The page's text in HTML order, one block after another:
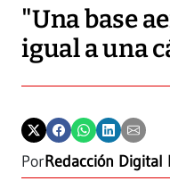
"Una base
igual a una
PorRedacción Digital